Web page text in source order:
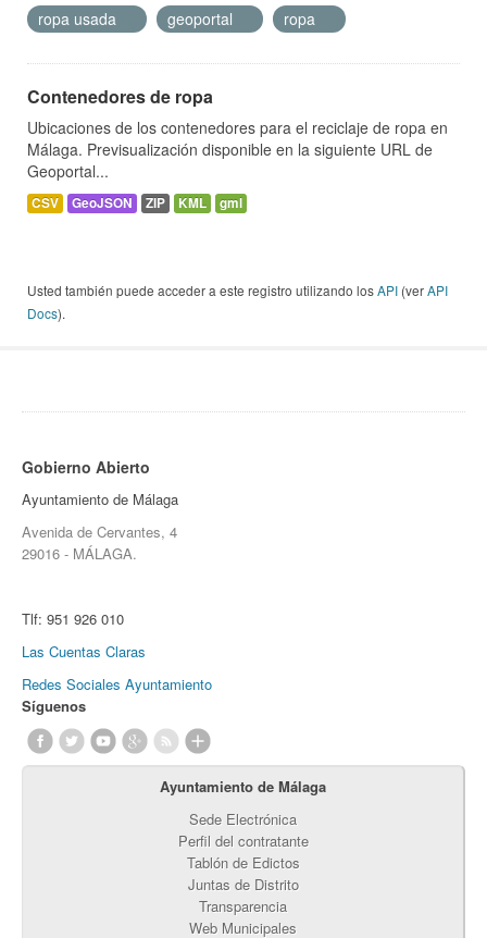
ropa usada
geoportal ropa
Contenedores de ropa
Ubicaciones de los contenedores para el reciclaje de ropa en
Málaga. Previsualización disponible en la siguiente URL de
Geoportal...
CSV GeoJSON ZIP KML gml
Usted también puede acceder a este registro utilizando losAPI (verAPI
Docs).
Gobierno Abierto
Ayuntamiento de Málaga
Avenida de Cervantes, 4
29016 - MÁLAGA.
Tlf: 951 926 010
Las Cuentas Claras
Redes Sociales Ayuntamiento
Síguenos
Ayuntamiento de Málaga
Sede Electrónica
Perfil del contratante
Tablón de Edictos
Juntas de Distrito
Transparencia
Web Municipales